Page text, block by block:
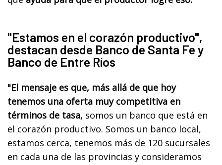
"Estamos en el corazón productivo",
destacan desde Banco de Santa Fe y
Banco de Entre Ríos
"El mensaje es que, más allá de que hoy
tenemos una oferta muy competitiva en
términos de tasa, somos un banco que está en
el corazón productivo. Somos un banco local,
estamos cerca, tenemos más de 120 sucursales
en cada una de las provincias y consideramos